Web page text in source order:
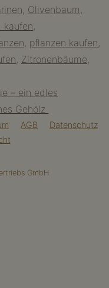
, Olivenbaum ,
kaufen,
, pflanzen kaufen,
, Zitronenbäume,
– ein edles
Gehölz
AGB
Datenschutz
GmbH